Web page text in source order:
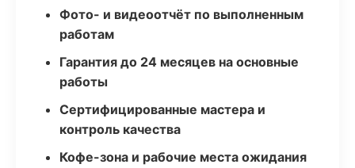
Фото- и видеоотчёт по выполненным
работам
Гарантия до 24 месяцев на основные
работы
Сертифицированные мастера и
контроль качества
Кофе-зона и рабочие места ожидания